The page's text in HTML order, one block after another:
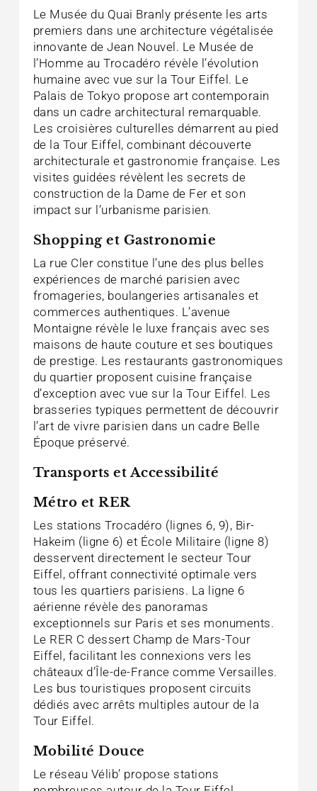
Le Musée du Quai Branly présente les arts
premiers dans une architecture végétalisée
innovante de Jean Nouvel. Le Musée de
l’Homme au Trocadéro révèle l’évolution
humaine avec vue sur la Tour Eiffel. Le
Palais de Tokyo propose art contemporain
dans un cadre architectural remarquable.
Les croisières culturelles démarrent au pied
de la Tour Eiffel, combinant découverte
architecturale et gastronomie française. Les
visites guidées révèlent les secrets de
construction de la Dame de Fer et son
impact sur l’urbanisme parisien.
Shopping et Gastronomie
La rue Cler constitue l’une des plus belles
expériences de marché parisien avec
fromageries, boulangeries artisanales et
commerces authentiques. L’avenue
Montaigne révèle le luxe français avec ses
maisons de haute couture et ses boutiques
de prestige. Les restaurants gastronomiques
du quartier proposent cuisine française
d’exception avec vue sur la Tour Eiffel. Les
brasseries typiques permettent de découvrir
l’art de vivre parisien dans un cadre Belle
Époque préservé.
Transports et Accessibilité
Métro et RER
Les stations Trocadéro (lignes 6, 9), Bir-
Hakeim (ligne 6) et École Militaire (ligne 8)
desservent directement le secteur Tour
Eiffel, offrant connectivité optimale vers
tous les quartiers parisiens. La ligne 6
aérienne révèle des panoramas
exceptionnels sur Paris et ses monuments.
Le RER C dessert Champ de Mars-Tour
Eiffel, facilitant les connexions vers les
châteaux d’Île-de-France comme Versailles.
Les bus touristiques proposent circuits
dédiés avec arrêts multiples autour de la
Tour Eiffel.
Mobilité Douce
Le réseau Vélib’ propose stations